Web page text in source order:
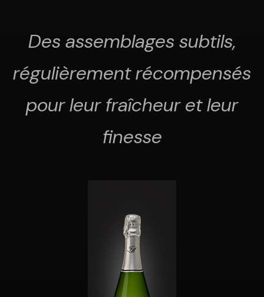
Des assemblages subtils,
régulièrement récompensés
pour leur fraîcheur et leur
finesse